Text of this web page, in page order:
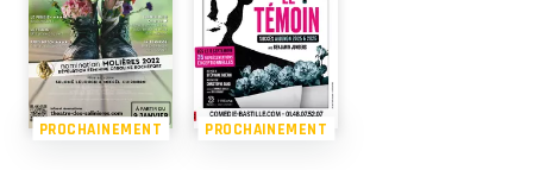
PROCHAINEMENT PROCHAINEMENT